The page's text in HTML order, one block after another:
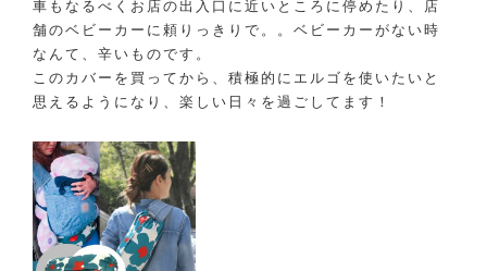
車もなるべくお店の出入口に近いところに停めたり、店
舗のベビーカーに頼りっきりで。。ベビーカーがない時
なんて、辛いものです。
このカバーを買ってから、積極的にエルゴを使いたいと
思えるようになり、楽しい日々を過ごしてます！